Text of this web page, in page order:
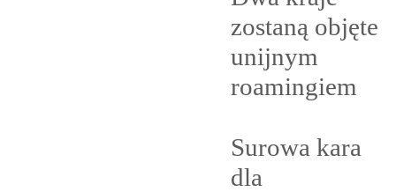
zostaną objęte
unijnym
roamingiem
Surowa kara
dla